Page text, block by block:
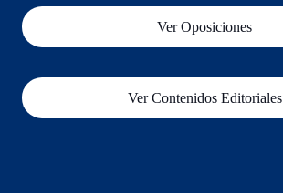
Ver Oposiciones
Ver Contenidos Editoriales